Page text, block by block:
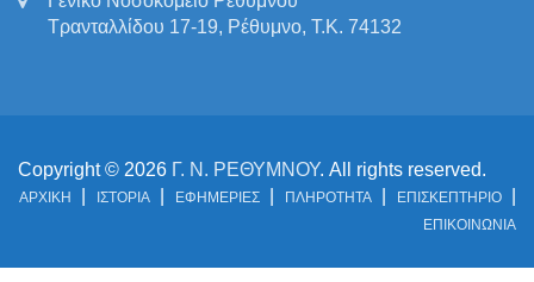
Τρανταλλίδου 17-19, Ρέθυμνο, Τ.Κ. 74132
Copyright © 2026 Γ. Ν. ΡΕΘΥΜΝΟΥ. All rights reserved.
ΑΡΧΙΚΗ ΙΣΤΟΡΙΑ ΕΦΗΜΕΡΙΕΣ ΠΛΗΡΟΤΗΤΑ
ΕΠΙΣΚΕΠΤΗΡΙΟ
ΕΠΙΚΟΙΝΩΝΙΑ